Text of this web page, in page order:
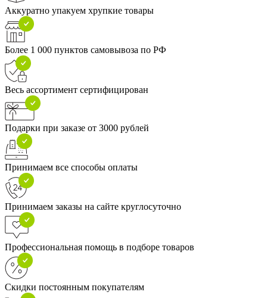
Аккуратно упакуем хрупкие товары
Более 1 000 пунктов самовывоза по РФ
Весь ассортимент сертифицирован
Подарки при заказе от 3000 рублей
Принимаем все способы оплаты
Принимаем заказы на сайте круглосуточно
Профессиональная помощь в подборе товаров
Скидки постоянным покупателям